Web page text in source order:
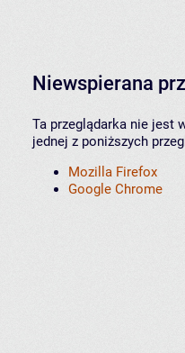
Niewspierana
Ta przeglądarka nie jest
jednej z poniższych
Mozilla Firefox
Google Chrome